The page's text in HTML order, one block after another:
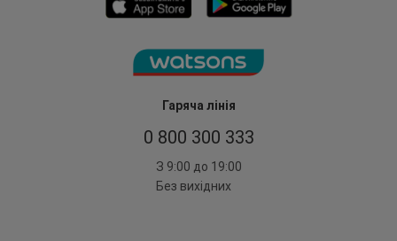
Гаряча лінія
0 800 300 333
З 9:00 до 19:00
Без вихідних